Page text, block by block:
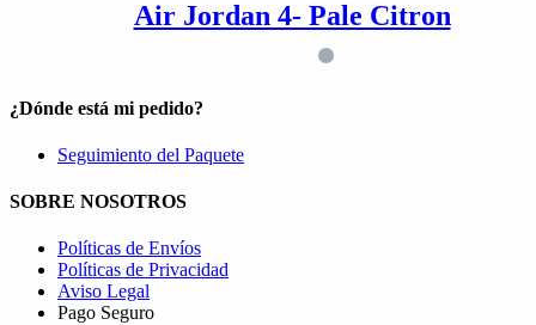
Air Jordan 4- Pale Citron
¿Dónde está mi pedido?
Seguimiento del Paquete
SOBRE NOSOTROS
Políticas de Envíos
Políticas de Privacidad
Aviso Legal
Pago Seguro